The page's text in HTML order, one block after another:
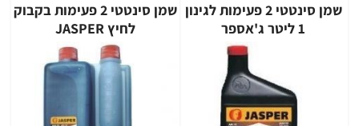
שמן סינטטי 2 פעימות לגינון
1 ליטר ג'אספר
שמן סינטטי 2 פעימות בקבוק
לחיץ JASPER